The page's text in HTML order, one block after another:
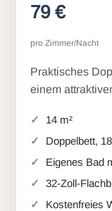
79 €
pro Zimmer/Nacht
Praktisches
einem
14 m²
Doppelbett,
Eigenes Bad
32-Zoll-
Kostenfreies